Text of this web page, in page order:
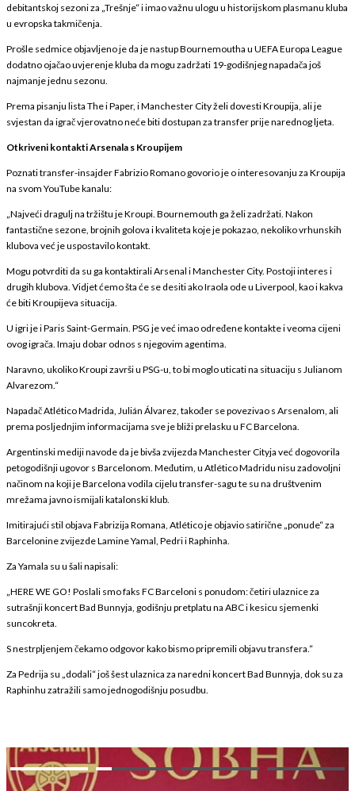
debitantskoj sezoni za „Trešnje“ i imao važnu ulogu u historijskom plasmanu kluba
u evropska takmičenja.
Prošle sedmice objavljeno je da je nastup Bournemoutha u UEFA Europa League
dodatno ojačao uvjerenje kluba da mogu zadržati 19-godišnjeg napadača još
najmanje jednu sezonu.
Prema pisanju lista The i Paper, i Manchester City želi dovesti Kroupija, ali je
svjestan da igrač vjerovatno neće biti dostupan za transfer prije narednog ljeta.
Otkriveni kontakti Arsenala s Kroupijem
Poznati transfer-insajder Fabrizio Romano govorio je o interesovanju za Kroupija
na svom YouTube kanalu:
„Najveći dragulj na tržištu je Kroupi. Bournemouth ga želi zadržati. Nakon
fantastične sezone, brojnih golova i kvaliteta koje je pokazao, nekoliko vrhunskih
klubova već je uspostavilo kontakt.
Mogu potvrditi da su ga kontaktirali Arsenal i Manchester City. Postoji interes i
drugih klubova. Vidjet ćemo šta će se desiti ako Iraola ode u Liverpool, kao i kakva
će biti Kroupijeva situacija.
U igri je i Paris Saint-Germain. PSG je već imao određene kontakte i veoma cijeni
ovog igrača. Imaju dobar odnos s njegovim agentima.
Naravno, ukoliko Kroupi završi u PSG-u, to bi moglo uticati na situaciju s Julianom
Alvarezom.“
Napadač Atlético Madrida, Julián Álvarez, također se povezivao s Arsenalom, ali
prema posljednjim informacijama sve je bliži prelasku u FC Barcelona.
Argentinski mediji navode da je bivša zvijezda Manchester Cityja već dogovorila
petogodišnji ugovor s Barcelonom. Međutim, u Atlético Madridu nisu zadovoljni
načinom na koji je Barcelona vodila cijelu transfer-sagu te su na društvenim
mrežama javno ismijali katalonski klub.
Imitirajući stil objava Fabrizija Romana, Atlético je objavio satirične „ponude“ za
Barcelonine zvijezde Lamine Yamal, Pedri i Raphinha.
Za Yamala su u šali napisali:
„HERE WE GO! Poslali smo faks FC Barceloni s ponudom: četiri ulaznice za
sutrašnji koncert Bad Bunnyja, godišnju pretplatu na ABC i kesicu sjemenki
suncokreta.
S nestrpljenjem čekamo odgovor kako bismo pripremili objavu transfera.“
Za Pedrija su „dodali“ još šest ulaznica za naredni koncert Bad Bunnyja, dok su za
Raphinhu zatražili samo jednogodišnju posudbu.